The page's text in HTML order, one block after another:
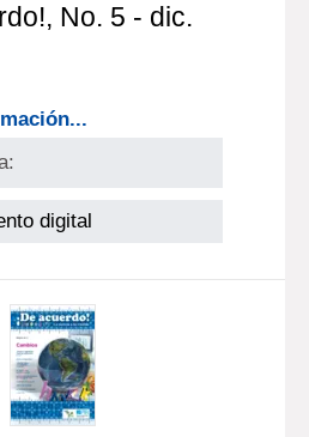
, No. 5 - dic.
digital